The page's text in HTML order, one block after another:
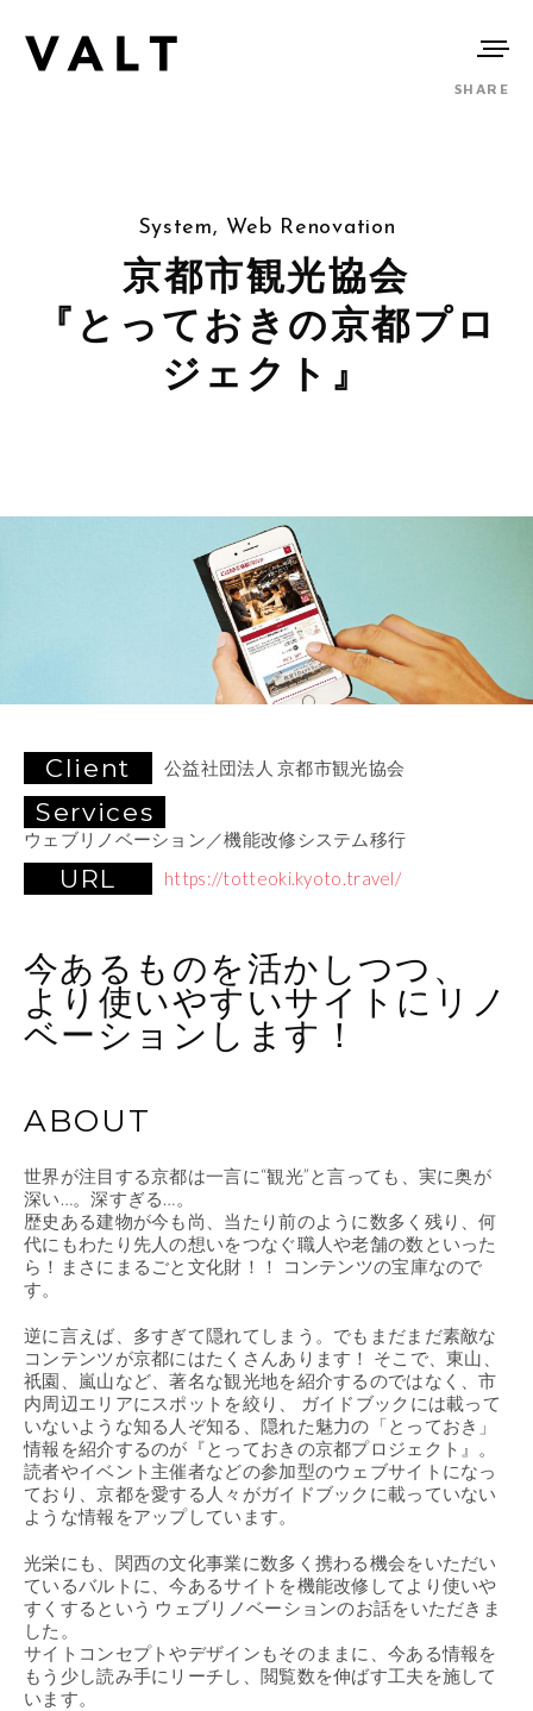
SHARE
System, Web Renovation
京都市観光協会
『とっておきの京都プロ
ジェクト』
Client 公益社団法人 京都市観光協会
Services
ウェブリノベーション／機能改修システム移行
URL https://totteoki.kyoto.travel/
今あるものを活かしつつ、
より使いやすいサイトにリノ
ベーションします！
ABOUT
世界が注目する京都は一言に“観光”と言っても、実に奥が
深い…。深すぎる…。
歴史ある建物が今も尚、当たり前のように数多く残り、何
代にもわたり先人の想いをつなぐ職人や老舗の数といった
ら！まさにまるごと文化財！！ コンテンツの宝庫なので
す。
逆に言えば、多すぎて隠れてしまう。でもまだまだ素敵な
コンテンツが京都にはたくさんあります！ そこで、東山、
祇園、嵐山など、著名な観光地を紹介するのではなく、市
内周辺エリアにスポットを絞り、 ガイドブックには載って
いないような知る人ぞ知る、隠れた魅力の「とっておき」
情報を紹介するのが『とっておきの京都プロジェクト』。
読者やイベント主催者などの参加型のウェブサイトになっ
ており、京都を愛する人々がガイドブックに載っていない
ような情報をアップしています。
光栄にも、関西の文化事業に数多く携わる機会をいただい
ているバルトに、今あるサイトを機能改修してより使いや
すくするという ウェブリノベーションのお話をいただきま
した。
サイトコンセプトやデザインもそのままに、今ある情報を
もう少し読み手にリーチし、閲覧数を伸ばす工夫を施して
います。